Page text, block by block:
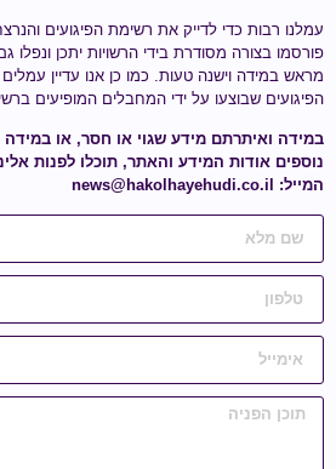
עמלנו רבות כדי לדייק את רשימת הפיגועים
פורסמו בצורה מסודרת בידי הרשויות יתכן ונפלו
מראש במידה וישנה טעות. כמו כן אנו עדיין
הפיגועים שבוצעו על ידי המחבלים המופיעים
במידה ואיתרתם מידע שגוי או חסר, או במידה
נוספים אודות המידע והאתר, תוכלו לפנות
המייל:
news@hakolhayehudi.co.il